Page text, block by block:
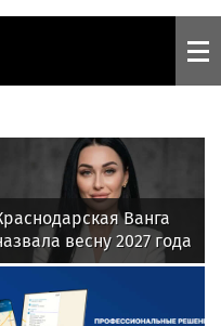
Ванга
весну 2027 года
временем
завершения СВО